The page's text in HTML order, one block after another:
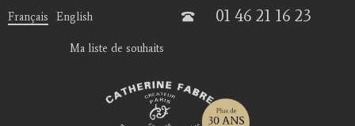
Français English 01 46 21 16 23
Ma liste de souhaits